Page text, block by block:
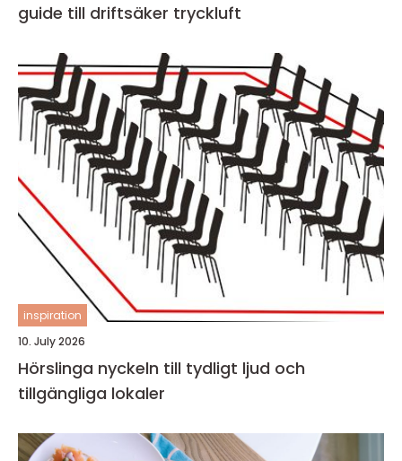
guide till driftsäker tryckluft
inspiration
10. July 2026
Hörslinga nyckeln till tydligt ljud och
tillgängliga lokaler